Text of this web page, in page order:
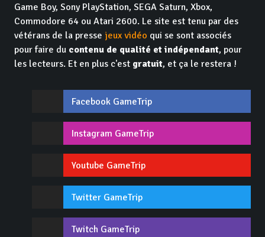
Game Boy, Sony PlayStation, SEGA Saturn, Xbox,
Commodore 64 ou Atari 2600. Le site est tenu par des
vétérans de la presse jeux vidéo qui se sont associés
pour faire du contenu de qualité et indépendant, pour
les lecteurs. Et en plus c'est gratuit, et ça le restera !
Facebook GameTrip
Instagram GameTrip
Youtube GameTrip
Twitter GameTrip
Twitch GameTrip